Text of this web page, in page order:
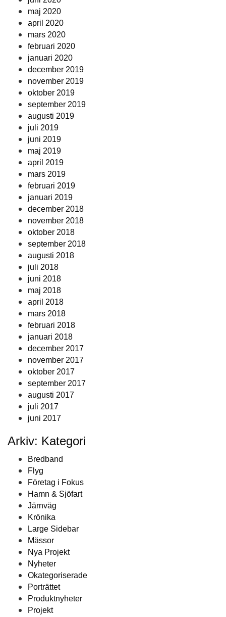
maj 2020
april 2020
mars 2020
februari 2020
januari 2020
december 2019
november 2019
oktober 2019
september 2019
augusti 2019
juli 2019
juni 2019
maj 2019
april 2019
mars 2019
februari 2019
januari 2019
december 2018
november 2018
oktober 2018
september 2018
augusti 2018
juli 2018
juni 2018
maj 2018
april 2018
mars 2018
februari 2018
januari 2018
december 2017
november 2017
oktober 2017
september 2017
augusti 2017
juli 2017
juni 2017
Arkiv: Kategori
Bredband
Flyg
Företag i Fokus
Hamn & Sjöfart
Järnväg
Krönika
Large Sidebar
Mässor
Nya Projekt
Nyheter
Okategoriserade
Porträttet
Produktnyheter
Projekt